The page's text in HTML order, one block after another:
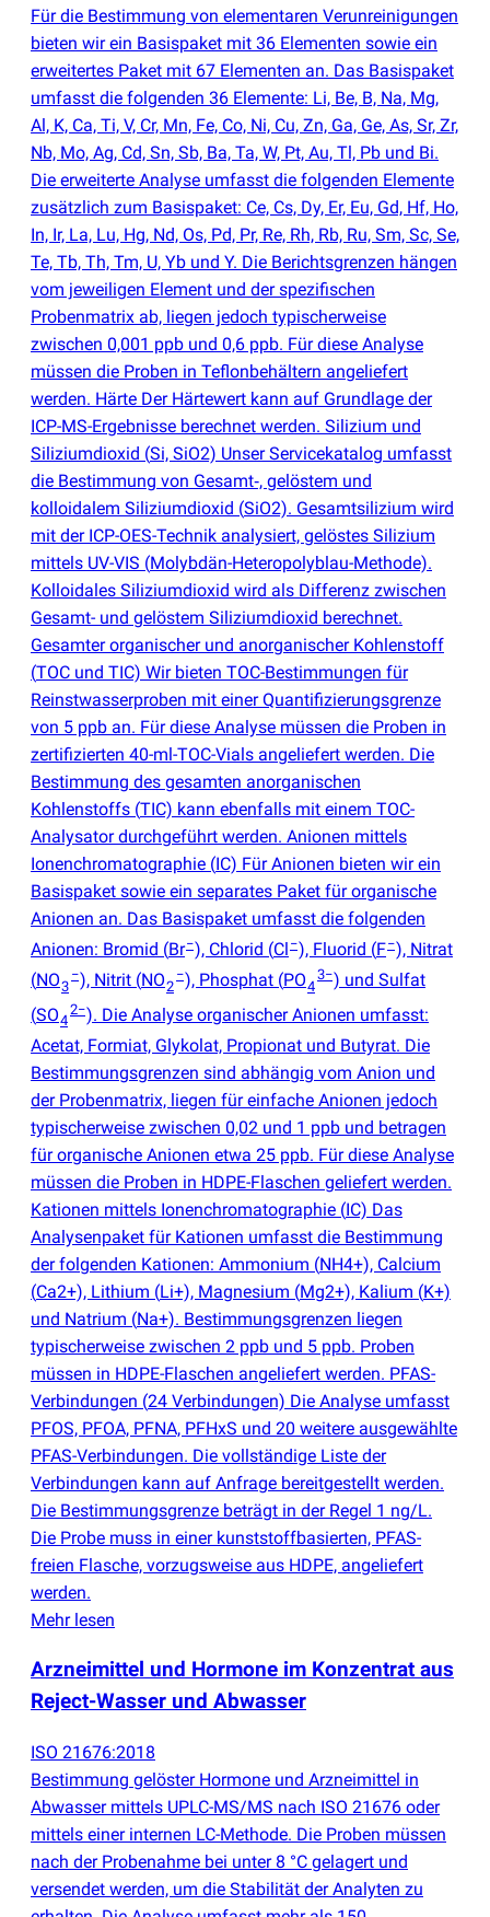
Für die Bestimmung von elementaren Verunreinigungen
bieten wir ein Basispaket mit 36 Elementen sowie ein
erweitertes Paket mit 67 Elementen an. Das Basispaket
umfasst die folgenden 36 Elemente: Li, Be, B, Na, Mg,
Al, K, Ca, Ti, V, Cr, Mn, Fe, Co, Ni, Cu, Zn, Ga, Ge, As, Sr, Zr,
Nb, Mo, Ag, Cd, Sn, Sb, Ba, Ta, W, Pt, Au, Tl, Pb und Bi.
Die erweiterte Analyse umfasst die folgenden Elemente
zusätzlich zum Basispaket: Ce, Cs, Dy, Er, Eu, Gd, Hf, Ho,
In, Ir, La, Lu, Hg, Nd, Os, Pd, Pr, Re, Rh, Rb, Ru, Sm, Sc, Se,
Te, Tb, Th, Tm, U, Yb und Y. Die Berichtsgrenzen hängen
vom jeweiligen Element und der spezifischen
Probenmatrix ab, liegen jedoch typischerweise
zwischen 0,001 ppb und 0,6 ppb. Für diese Analyse
müssen die Proben in Teflonbehältern angeliefert
werden. Härte Der Härtewert kann auf Grundlage der
ICP-MS-Ergebnisse berechnet werden. Silizium und
Siliziumdioxid (Si, SiO2) Unser Servicekatalog umfasst
die Bestimmung von Gesamt‑, gelöstem und
kolloidalem Siliziumdioxid (SiO2). Gesamtsilizium wird
mit der ICP-OES-Technik analysiert, gelöstes Silizium
mittels UV-VIS (Molybdän-Heteropolyblau-Methode).
Kolloidales Siliziumdioxid wird als Differenz zwischen
Gesamt- und gelöstem Siliziumdioxid berechnet.
Gesamter organischer und anorganischer Kohlenstoff
(TOC und TIC) Wir bieten TOC-Bestimmungen für
Reinstwasserproben mit einer Quantifizierungsgrenze
von 5 ppb an. Für diese Analyse müssen die Proben in
zertifizierten 40-ml-TOC-Vials angeliefert werden. Die
Bestimmung des gesamten anorganischen
Kohlenstoffs (TIC) kann ebenfalls mit einem TOC-
Analysator durchgeführt werden. Anionen mittels
Ionenchromatographie (IC) Für Anionen bieten wir ein
Basispaket sowie ein separates Paket für organische
Anionen an. Das Basispaket umfasst die folgenden
Anionen: Bromid (Br−), Chlorid (Cl −), Fluorid (F−), Nitrat
(NO3
−), Nitrit (NO2
−), Phosphat (PO4
3−) und Sulfat
(SO4
2−). Die Analyse organischer Anionen umfasst:
Acetat, Formiat, Glykolat, Propionat und Butyrat. Die
Bestimmungsgrenzen sind abhängig vom Anion und
der Probenmatrix, liegen für einfache Anionen jedoch
typischerweise zwischen 0,02 und 1 ppb und betragen
für organische Anionen etwa 25 ppb. Für diese Analyse
müssen die Proben in HDPE-Flaschen geliefert werden.
Kationen mittels Ionenchromatographie (IC) Das
Analysenpaket für Kationen umfasst die Bestimmung
der folgenden Kationen: Ammonium (NH4+), Calcium
(Ca2+), Lithium (Li+), Magnesium (Mg2+), Kalium (K+)
und Natrium (Na+). Bestimmungsgrenzen liegen
typischerweise zwischen 2 ppb und 5 ppb. Proben
müssen in HDPE-Flaschen angeliefert werden. PFAS-
Verbindungen (24 Verbindungen) Die Analyse umfasst
PFOS, PFOA, PFNA, PFHxS und 20 weitere ausgewählte
PFAS-Verbindungen. Die vollständige Liste der
Verbindungen kann auf Anfrage bereitgestellt werden.
Die Bestimmungsgrenze beträgt in der Regel 1 ng/L.
Die Probe muss in einer kunststoffbasierten, PFAS-
freien Flasche, vorzugsweise aus HDPE, angeliefert
werden.
Mehr lesen
Arzneimittel und Hormone im Konzentrat aus
Reject-Wasser und Abwasser
ISO 21676:2018
Bestimmung gelöster Hormone und Arzneimittel in
Abwasser mittels UPLC-MS/MS nach ISO 21676 oder
mittels einer internen LC-Methode. Die Proben müssen
nach der Probenahme bei unter 8 °C gelagert und
versendet werden, um die Stabilität der Analyten zu